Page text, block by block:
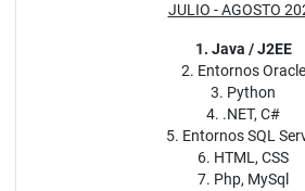
JULIO - AGOSTO
1. Java / J2EE
2. Entornos Oracle
3. Python
4. .NET, C#
5. Entornos SQL
6. HTML, CSS
7. Php, MySql